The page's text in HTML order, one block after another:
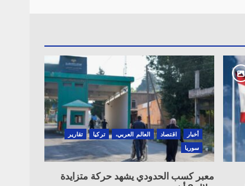
أخبار اقتصاد العالم العربي، تركيا
تقارير
سوريا
معبر كسب الحدودي يشهد حركة متزايدة